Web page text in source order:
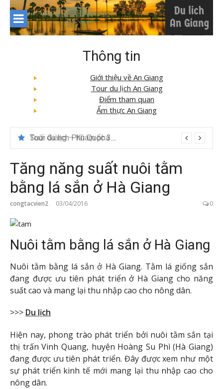
Skip
content
Thông tin
Giới thiệu về An Giang
Tour du lịch An Giang
Điểm tham quan
Ẩm thực An Giang
Tăng năng suất nuôi tằm
bằng lá sắn ở Hà Giang
congtacvien2 03/04/2016 0
Nuôi tằm bằng lá sắn ở Hà Giang
Nuôi tằm bằng lá sắn ở Hà Giang. Tằm lá giống sắn
đang được ưu tiên phát triển ở Hà Giang cho năng
suất cao và mang lại thu nhập cao cho nông dân.
>>> Du lịch
Hiện nay, phong trào phát triển bởi nuôi tằm sắn tại
thị trấn Vinh Quang, huyện Hoàng Su Phì (Hà Giang)
đang được ưu tiên phát triển. Đây được xem như một
sự phát triển kinh tế mới mang lại thu nhập cao cho
nông dân.